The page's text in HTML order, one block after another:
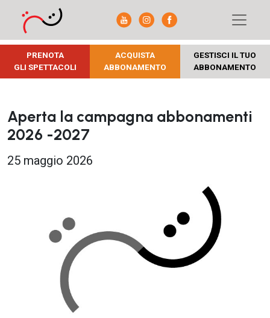
PRENOTA
GLI SPETTACOLI
ACQUISTA
ABBONAMENTO
GESTISCI IL TUO
ABBONAMENTO
Aperta la campagna abbonamenti
2026 -2027
25 maggio 2026